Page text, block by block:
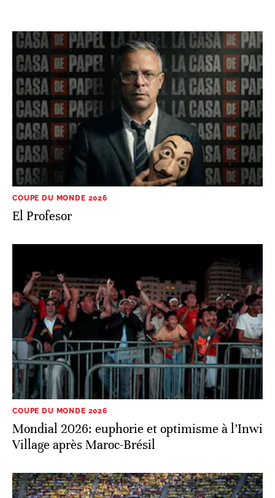
COUPE DU MONDE 2026
El Profesor
COUPE DU MONDE 2026
Mondial 2026: euphorie et optimisme à l’Inwi
Village après Maroc-Brésil